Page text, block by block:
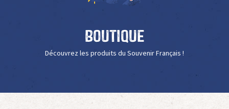
Boutique
Découvrez les produits du Souvenir Français !